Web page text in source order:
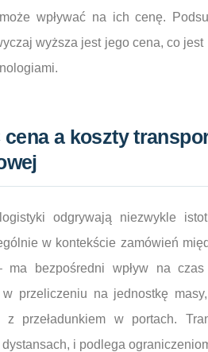
wpływać na ich cenę.
wyższa jest jego cena, co
cena a koszty
odgrywają niezwykle
w kontekście zamówień
ma bezpośredni wpływ na
przeliczeniu na jednostkę
z przeładunkiem w portach.
dystansach, i podlega